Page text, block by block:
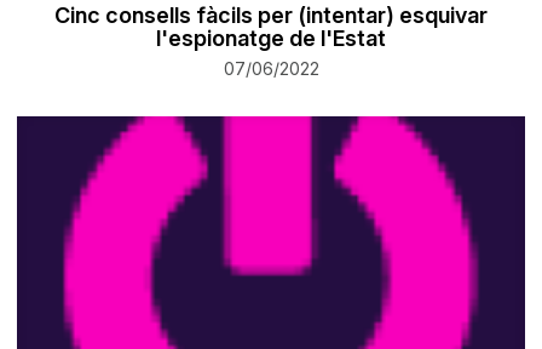
Cinc consells fàcils per (intentar) esquivar
l'espionatge de l'Estat
07/06/2022